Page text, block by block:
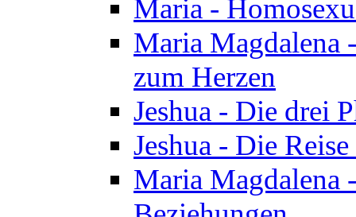
Maria -
Maria Magdalena
zum Herzen
Jeshua - Die drei
Jeshua - Die
Maria Magdalena